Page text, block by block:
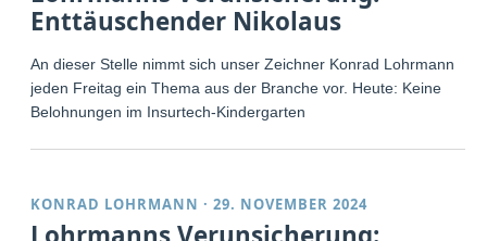
Enttäuschender Nikolaus
An dieser Stelle nimmt sich unser Zeichner Konrad Lohrmann
jeden Freitag ein Thema aus der Branche vor. Heute: Keine
Belohnungen im Insurtech-Kindergarten
KONRAD LOHRMANN ·29. NOVEMBER 2024